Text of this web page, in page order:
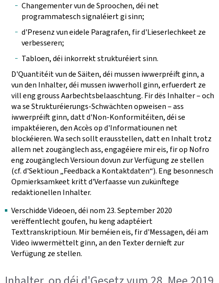
Changementer vun de Sproochen, déi net
programmatesch signaléiert gi sinn;
d'Presenz vun eidele Paragrafen, fir d'Lieserlechkeet ze
verbesseren;
Tabloen, déi inkorrekt strukturéiert sinn.
D'Quantitéit vun de Säiten, déi mussen iwwerpréift ginn, a
vun den Inhalter, déi mussen iwwerholl ginn, erfuerdert ze
vill eng grouss Aarbechtsbelaaschtung. Fir dës Inhalter ‒ och
wa se Strukturéierungs-Schwächten opweisen ‒ ass
iwwerpréift ginn, datt d'Non-Konformitéiten, déi se
impaktéieren, den Accès op d'Informatiounen net
blockéieren. Wa sech sollt erausstellen, datt en Inhalt trotz
allem net zougänglech ass, engagéiere mir eis, fir op Nofro
eng zougänglech Versioun dovun zur Verfügung ze stellen
(cf. d'Sektioun „Feedback a Kontaktdaten“). Eng besonnesch
Opmierksamkeet kritt d'Verfaasse vun zukünftege
redaktionellen Inhalter.
Verschidde Videoen, déi nom 23. September 2020
verëffentlecht goufen, hu keng adaptéiert
Texttranskriptioun. Mir beméien eis, fir d'Messagen, déi am
Video iwwermëttelt ginn, an den Texter dernieft zur
Verfügung ze stellen.